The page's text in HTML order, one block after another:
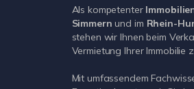
Als kompetenter
Simmern und im Rhein-
stehen wir Ihnen beim
Vermietung Ihrer Immobilie
Mit umfassendem